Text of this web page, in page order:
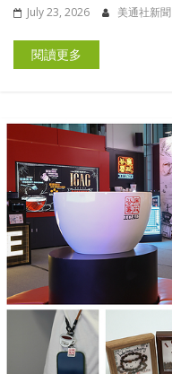
July 23, 2026 美通社新聞
閱讀更多